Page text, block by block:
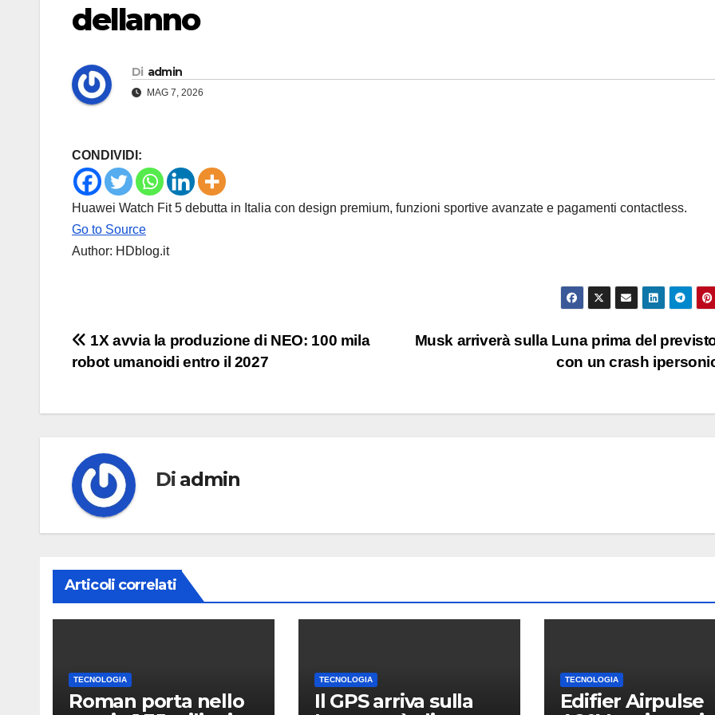
dellanno
Di admin
MAG 7, 2026
CONDIVIDI:
Huawei Watch Fit 5 debutta in Italia con design premium, funzioni sportive avanzate e pagamenti contactless.
Go to Source
Author: HDblog.it
Navigazione
Musk arriverà sulla Luna prima del
con un crash
1X avvia la produzione di NEO: 100 mila
robot umanoidi entro il 2027
Di admin
Articoli correlati
TECNOLOGIA
Roman porta nello
TECNOLOGIA
Il GPS arriva sulla
TECNOLOGIA
Edifier Airpulse
da 100